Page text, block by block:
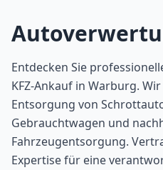
Entdecken Sie
KFZ-Ankauf in Warburg.
Entsorgung von
Gebrauchtwagen und
Fahrzeugentsorgung.
Expertise für eine